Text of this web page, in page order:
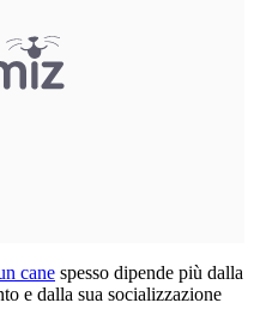
cane spesso dipende più dalla
e dalla sua socializzazione